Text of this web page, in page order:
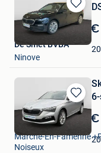
Bewaren
in
Mijn
€
De Smet BVBA
Ninove
Bewaren
in
Mijn
€
SAN Mazuin Marche
Marche-En-Famenne
Noiseux